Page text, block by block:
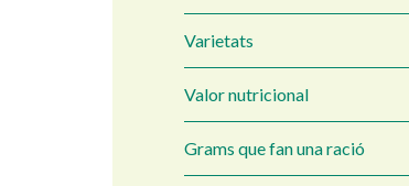
Varietats
Valor nutricional
Grams que fan una ració